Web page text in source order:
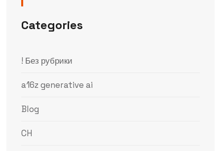
Categories
! Без рубрики
a16z generative ai
Blog
CH